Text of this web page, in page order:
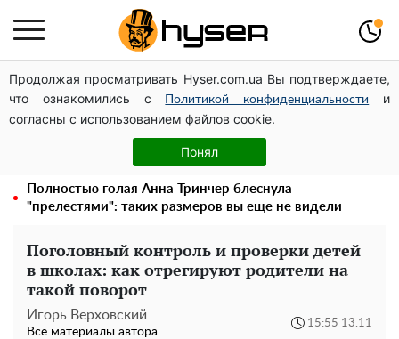
Продолжая просматривать Hyser.com.ua Вы подтверждаете,
что ознакомились с
Политикой конфиденциальности
и
согласны с использованием файлов cookie.
Понял
Может ли Почтовая площадь стать главной точкой
входа в исторический Киев
Дроны с наценкой: Александр Конотопский вывел
миллионы оборонного бюджета через фиктивную
фирму в Эстонии
Полностью голая Анна Тринчер блеснула
"прелестями": таких размеров вы еще не видели
Поголовный контроль и проверки детей
в школах: как отрегируют родители на
такой поворот
Игорь Верховский
Все материалы автора
15:55 13.11